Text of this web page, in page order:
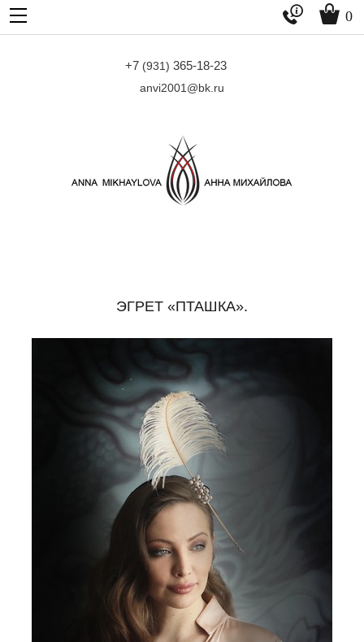
+7 (931) 365-18-23
anvi2001@bk.ru
  0
ЭГРЕТ «ПТАШКА».